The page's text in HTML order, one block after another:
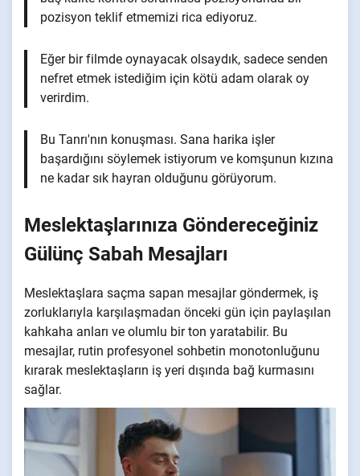
pozisyon teklif etmemizi rica ediyoruz.
Eğer bir filmde oynayacak olsaydık, sadece senden
nefret etmek istediğim için kötü adam olarak oy
verirdim.
Bu Tanrı'nın konuşması. Sana harika işler
başardığını söylemek istiyorum ve komşunun kızına
ne kadar sık hayran olduğunu görüyorum.
Meslektaşlarınıza Göndereceğiniz
Gülünç Sabah Mesajları
Meslektaşlara saçma sapan mesajlar göndermek, iş
zorluklarıyla karşılaşmadan önceki gün için paylaşılan
kahkaha anları ve olumlu bir ton yaratabilir. Bu
mesajlar, rutin profesyonel sohbetin monotonluğunu
kırarak meslektaşların iş yeri dışında bağ kurmasını
sağlar.